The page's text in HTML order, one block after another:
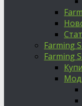
Farming
Farming